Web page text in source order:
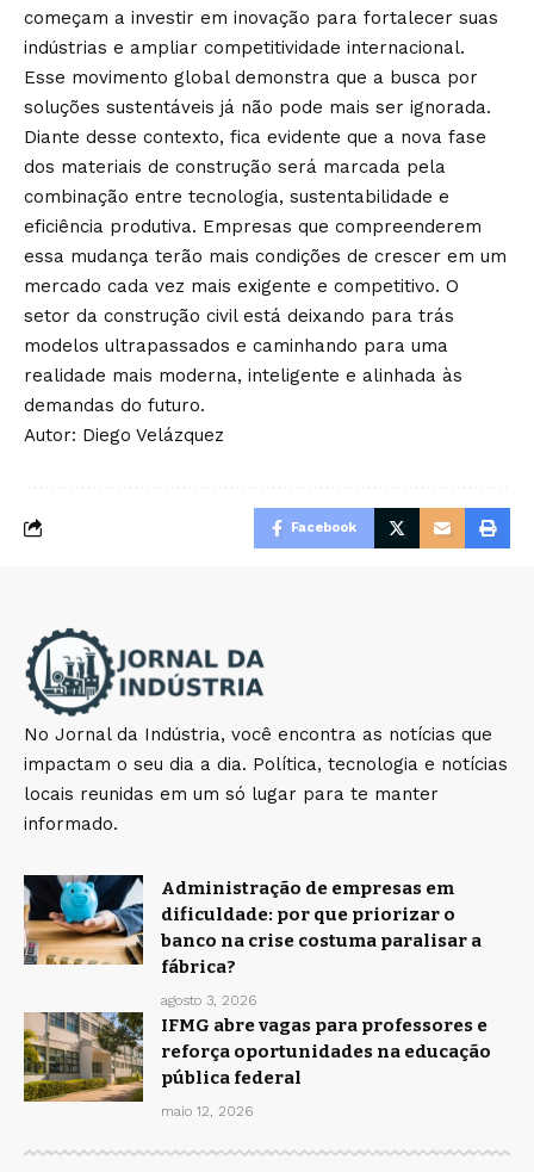
começam a investir em inovação para fortalecer suas
indústrias e ampliar competitividade internacional.
Esse movimento global demonstra que a busca por
soluções sustentáveis já não pode mais ser ignorada.
Diante desse contexto, fica evidente que a nova fase
dos materiais de construção será marcada pela
combinação entre tecnologia, sustentabilidade e
eficiência produtiva. Empresas que compreenderem
essa mudança terão mais condições de crescer em um
mercado cada vez mais exigente e competitivo. O
setor da construção civil está deixando para trás
modelos ultrapassados e caminhando para uma
realidade mais moderna, inteligente e alinhada às
demandas do futuro.
Autor: Diego Velázquez
Facebook
No Jornal da Indústria, você encontra as notícias que
impactam o seu dia a dia. Política, tecnologia e notícias
locais reunidas em um só lugar para te manter
informado.
Administração de empresas em
dificuldade: por que priorizar o
banco na crise costuma paralisar a
fábrica?
agosto 3, 2026
IFMG abre vagas para professores e
reforça oportunidades na educação
pública federal
maio 12, 2026